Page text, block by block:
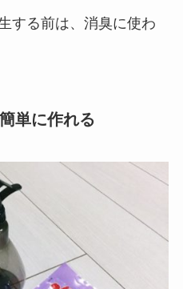
する前は、消臭に使わ
単に作れる